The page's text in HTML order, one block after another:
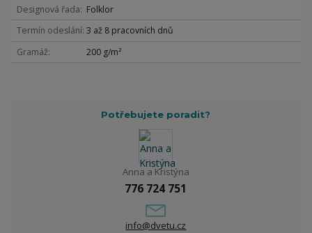
Designová řada
Folklor
Termín odeslání 3 až 8 pracovních dnů
Gramáž
200 g/m²
Potřebujete poradit?
Anna a Kristýna
776 724 751
info@dvetu.cz